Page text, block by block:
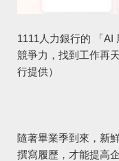
1111人力銀行的 「AI
競爭力，找到工作再
行提供）
隨著畢業季到來，新
撰寫履歷，才能提高